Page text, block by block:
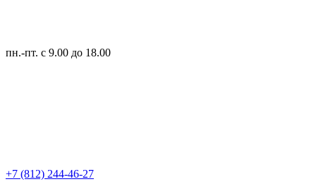
пн.-пт. с 9.00 до 18.00
+7 (812) 244-46-27